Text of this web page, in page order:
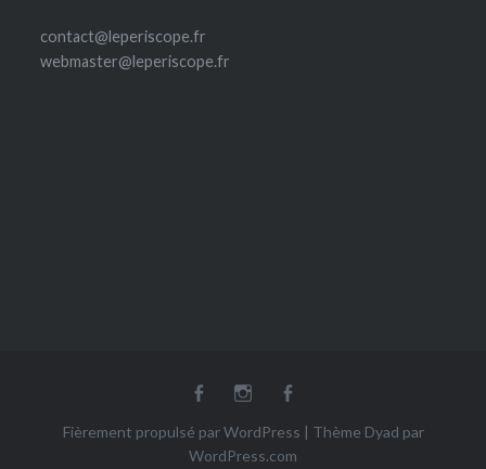
contact@leperiscope.fr
webmaster@leperiscope.fr
Insta
Fièrement propulsé par WordPress | Thème Dyad par
WordPress.com